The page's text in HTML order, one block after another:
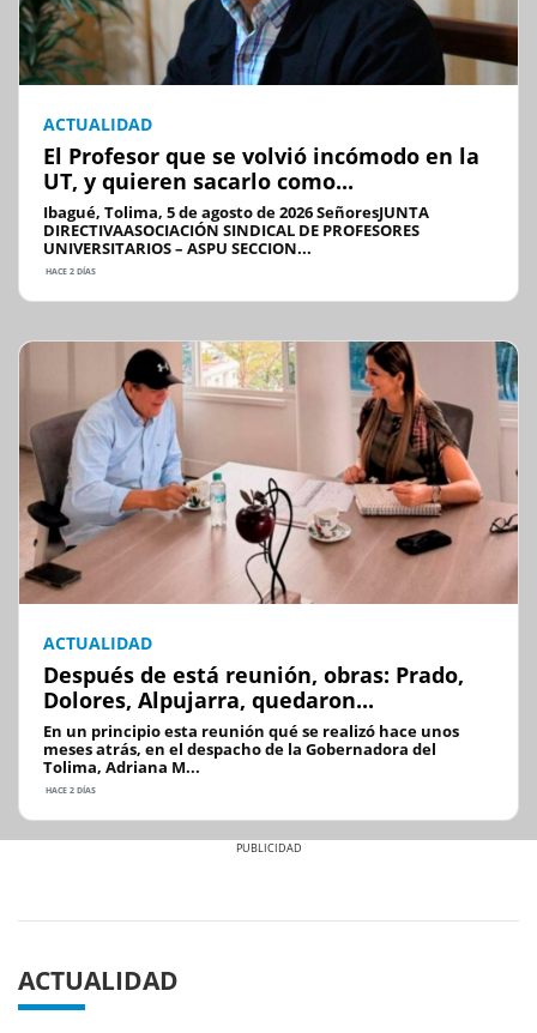
ACTUALIDAD
El Profesor que se volvió incómodo en la
UT, y quieren sacarlo como...
Ibagué, Tolima, 5 de agosto de 2026 SeñoresJUNTA
DIRECTIVAASOCIACIÓN SINDICAL DE PROFESORES
UNIVERSITARIOS – ASPU SECCION...
HACE 2 DÍAS
ACTUALIDAD
Después de está reunión, obras: Prado,
Dolores, Alpujarra, quedaron...
En un principio esta reunión qué se realizó hace unos
meses atrás, en el despacho de la Gobernadora del
Tolima, Adriana M...
HACE 2 DÍAS
ACTUALIDAD